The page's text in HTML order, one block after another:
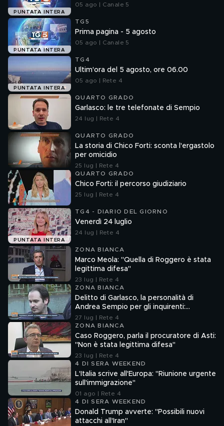
PUNTATA INTERA
05 ago | Canale 5
PUNTATA INTERA
TG5
Prima pagina - 5 agosto
05 ago | Canale 5
PUNTATA INTERA
TG4
Ultim'ora del 5 agosto, ore 06.00
05 ago | Rete 4
QUARTO GRADO
Garlasco: le tre telefonate di Sempio
24 lug | Rete 4
QUARTO GRADO
La storia di Chico Forti: sconta l'ergastolo
per omicidio
25 lug | Rete 4
QUARTO GRADO
Chico Forti: il percorso giudiziario
25 lug | Rete 4
PUNTATA INTERA
TG4 - DIARIO DEL GIORNO
Venerdì 24 luglio
24 lug | Rete 4
ZONA BIANCA
Marco Meola: "Quella di Roggero è stata
legittima difesa"
23 lug | Rete 4
ZONA BIANCA
Delitto di Garlasco, la personalità di
Andrea Sempio per gli inquirenti:
"Ossessionato e bugiardo"
27 lug | Rete 4
ZONA BIANCA
Caso Roggero, parla il procuratore di Asti:
"Non è stata legittima difesa"
23 lug | Rete 4
4 DI SERA WEEKEND
L'Italia scrive all'Europa: "Riunione urgente
sull'immigrazione"
01 ago | Rete 4
4 DI SERA WEEKEND
Donald Trump avverte: "Possibili nuovi
attacchi all'Iran"